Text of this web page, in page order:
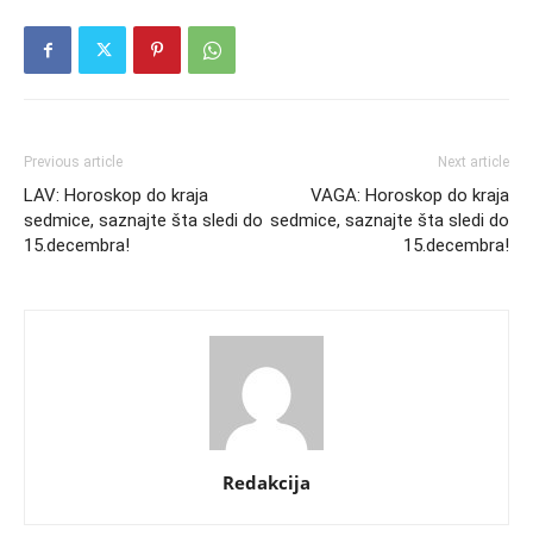
Previous article
LAV: Horoskop do kraja
sedmice, saznajte šta sledi do
15.decembra!
Next article
VAGA: Horoskop do kraja
sedmice, saznajte šta sledi do
15.decembra!
Redakcija